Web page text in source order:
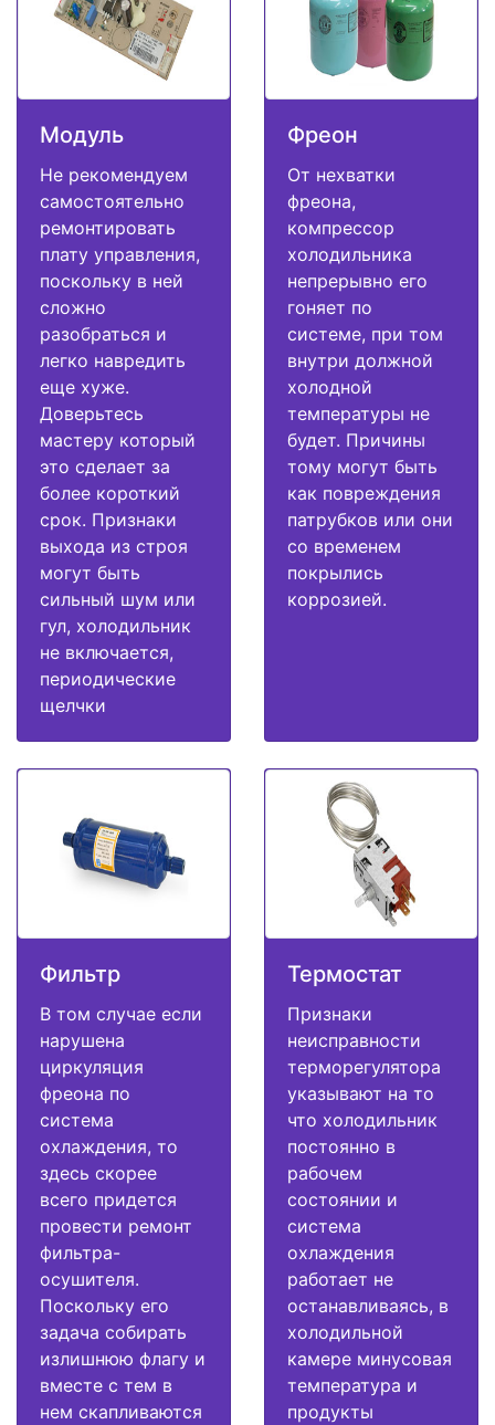
Модуль
Не рекомендуем
самостоятельно
ремонтировать
плату управления,
поскольку в ней
сложно
разобраться и
легко навредить
еще хуже.
Доверьтесь
мастеру который
это сделает за
более короткий
срок. Признаки
выхода из строя
могут быть
сильный шум или
гул, холодильник
не включается,
периодические
щелчки
Фреон
От нехватки
фреона,
компрессор
холодильника
непрерывно его
гоняет по
системе, при том
внутри должной
холодной
температуры не
будет. Причины
тому могут быть
как повреждения
патрубков или они
со временем
покрылись
коррозией.
Фильтр
В том случае если
нарушена
циркуляция
фреона по
система
охлаждения, то
здесь скорее
всего придется
провести ремонт
фильтра-
осушителя.
Поскольку его
задача собирать
излишнюю флагу и
вместе с тем в
нем скапливаются
Термостат
Признаки
неисправности
терморегулятора
указывают на то
что холодильник
постоянно в
рабочем
состоянии и
система
охлаждения
работает не
останавливаясь, в
холодильной
камере минусовая
температура и
продукты